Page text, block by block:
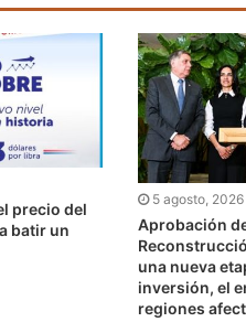
precio del
batir un
5 agosto, 2026
Aprobación
una nueva
inversión, el
regiones